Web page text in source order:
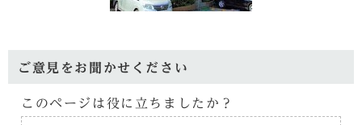
ご意見をお聞かせください
このページは役に立ちましたか？